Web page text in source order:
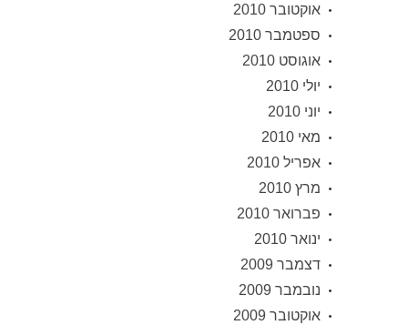
אוקטובר 2010
ספטמבר 2010
אוגוסט 2010
יולי 2010
יוני 2010
מאי 2010
אפריל 2010
מרץ 2010
פברואר 2010
ינואר 2010
דצמבר 2009
נובמבר 2009
אוקטובר 2009